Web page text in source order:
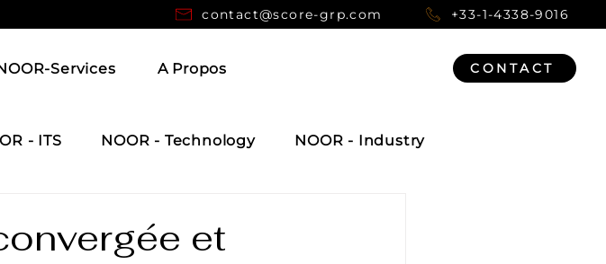
contact@score-grp.com +33-1-4338-9016
Services A Propos CONTACT
- ITS NOOR - Technology NOOR - Industry
et